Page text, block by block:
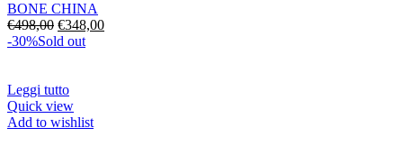
BONE CHINA
€498,00 Il
prezzo
€498,00.
€348,00Il
-30%Sold out
Leggi tutto
Quick view
Add to wishlist